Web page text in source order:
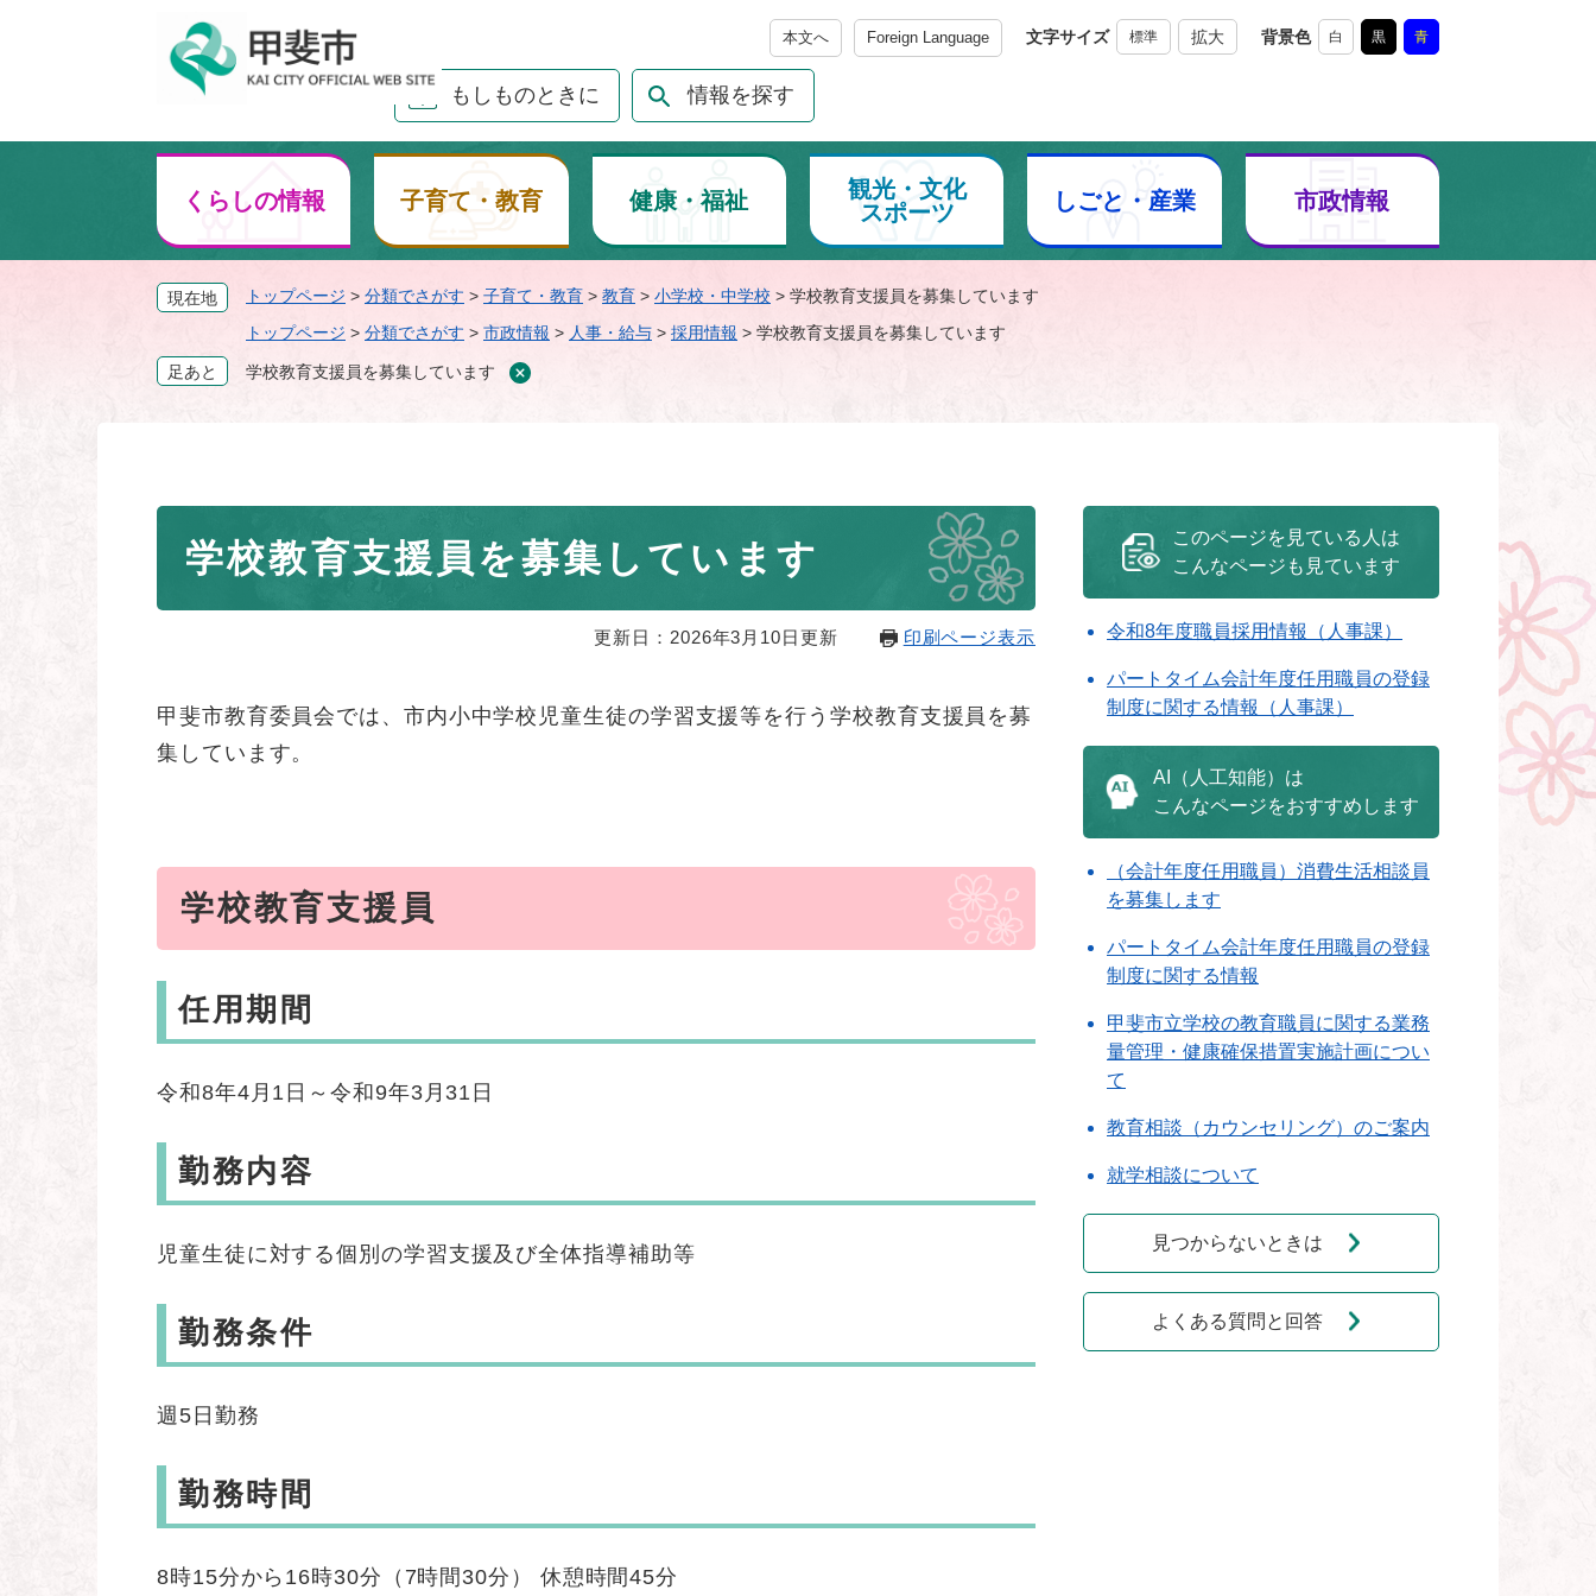
メニューを飛ばして本文へ
本文へ Foreign Language 文字サイズ 標準 拡大 背景色 白 黒 青
もしものときに 情報を探す
くらしの情報 子育て・教育 健康・福祉
観光・文化
スポーツ
しごと・産業 市政情報
現在地 トップページ > 分類でさがす > 子育て・教育 > 教育 > 小学校・中学校 > 学校教育支援員を募集しています
トップページ > 分類でさがす > 市政情報 > 人事・給与 > 採用情報 > 学校教育支援員を募集しています
足あと 学校教育支援員を募集しています
学校教育支援員を募集しています
更新日：2026年3月10日更新 印刷ページ表示
甲斐市教育委員会では、市内小中学校児童生徒の学習支援等を行う学校教育支援員を募
集しています。
学校教育支援員
任用期間
令和8年4月1日～令和9年3月31日
勤務内容
児童生徒に対する個別の学習支援及び全体指導補助等
勤務条件
週5日勤務
勤務時間
8時15分から16時30分（7時間30分） 休憩時間45分
このページを見ている人は
こんなページも見ています
令和8年度職員採用情報（人事課）
パートタイム会計年度任用職員の登録
制度に関する情報（人事課）
AI（人工知能）は
こんなページをおすすめします
（会計年度任用職員）消費生活相談員
を募集します
パートタイム会計年度任用職員の登録
制度に関する情報
甲斐市立学校の教育職員に関する業務
量管理・健康確保措置実施計画につい
て
教育相談（カウンセリング）のご案内
就学相談について
見つからないときは
よくある質問と回答